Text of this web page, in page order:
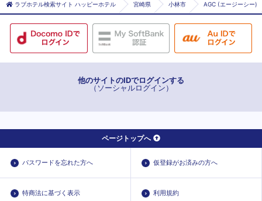
ラブホテル検索サイト ハッピーホテル 宮崎県 小林市 AGC (エージーシー)
他のサイトのIDでログインする
（ソーシャルログイン）
ページトップへ
パスワードを忘れた方へ 仮登録がお済みの方へ
特商法に基づく表示 利用規約